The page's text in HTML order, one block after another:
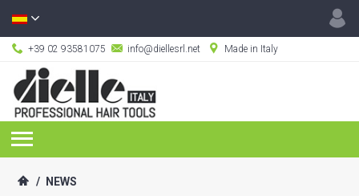
+39 02 93581075 info@diellesrl.net Made in Italy
/ NEWS